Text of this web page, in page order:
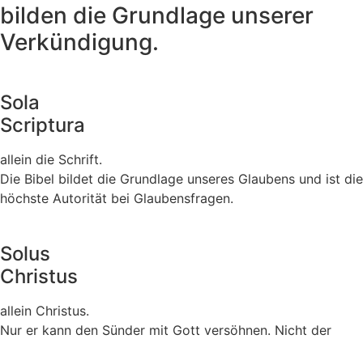
bilden die Grundlage unserer
Verkündigung.
Sola
Scriptura
allein die Schrift.
Die Bibel bildet die Grundlage unseres Glaubens und ist die
höchste Autorität bei Glaubensfragen.
Solus
Christus
allein Christus.
Nur er kann den Sünder mit Gott versöhnen. Nicht der